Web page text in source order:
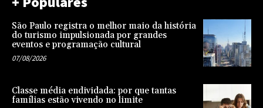
São Paulo registra o melhor maio da história
do turismo impulsionada por grandes
eventos e programação cultural
07/08/2026
Classe média endividada: por que tantas
famílias estão vivendo no limite